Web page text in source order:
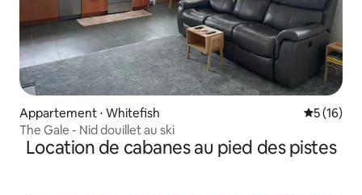
Appartement ⋅ Whitefish
5 (16)
The Gale - Nid douillet au ski
Location de cabanes au pied des pistes